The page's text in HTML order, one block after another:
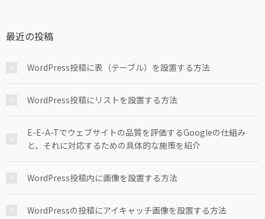
最近の投稿
WordPress投稿に表（テーブル）を設置する方法
WordPress投稿にリストを設置する方法
E-E-A-Tでウェブサイトの品質を評価するGoogleの仕組み
と、それに対応するための具体的な施策を紹介
WordPress投稿内に画像を設置する方法
WordPressの投稿にアイキャッチ画像を設置する方法